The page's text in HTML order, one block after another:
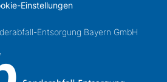
Einstellungen
Entsorgung Bayern GmbH